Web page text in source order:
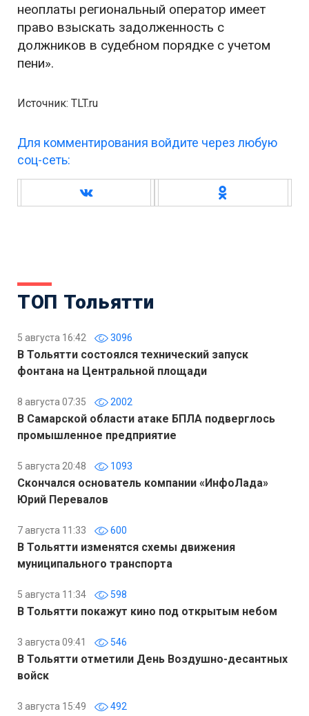
неоплаты региональный оператор имеет
право взыскать задолженность с
должников в судебном порядке с учетом
пени».
Источник: TLT.ru
Для комментирования войдите через любую
соц-сеть:
ТОП Тольятти
5 августа 16:42 3096
В Тольятти состоялся технический запуск
фонтана на Центральной площади
8 августа 07:35 2002
В Самарской области атаке БПЛА подверглось
промышленное предприятие
5 августа 20:48 1093
Скончался основатель компании «ИнфоЛада»
Юрий Перевалов
7 августа 11:33 600
В Тольятти изменятся схемы движения
муниципального транспорта
5 августа 11:34 598
В Тольятти покажут кино под открытым небом
3 августа 09:41 546
В Тольятти отметили День Воздушно-десантных
войск
3 августа 15:49 492